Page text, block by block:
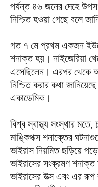
পর্যন্ত ৪৬ জনের দেহে
নিশ্চিত হওয়া গেছে বলে
গত ৭ মে প্রথম একজন
শনাক্ত হয়। নাইজেরিয়া
এসেছিলেন। এরপর থেকে
নিশ্চিত করার কথা
একাডেমিক।
বিশ্ব স্বাস্থ্য সংস্থার মতে,
মাঙ্কিপক্স শনাক্তের
ভাইরাস নিয়মিত ছড়িয়ে
ভাইরাসের সংক্রমণ
ভাইরাসের উত্স এবং এর রূপ